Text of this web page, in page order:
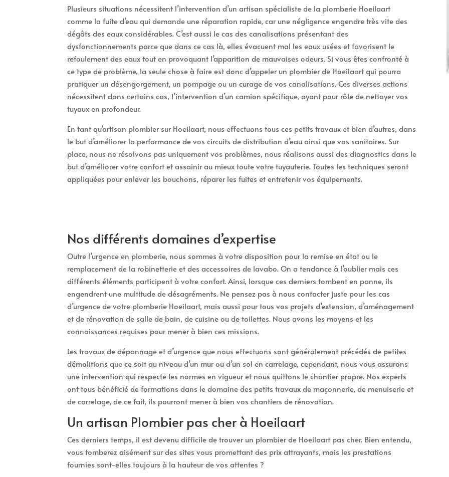
Plusieurs situations nécessitent l’intervention d’un artisan spécialiste de la plomberie Hoeilaart
comme la fuite d’eau qui demande une réparation rapide, car une négligence engendre très vite des
dégâts des eaux considérables. C’est aussi le cas des canalisations présentant des
dysfonctionnements parce que dans ce cas là, elles évacuent mal les eaux usées et favorisent le
refoulement des eaux tout en provoquant l’apparition de mauvaises odeurs. Si vous êtes confronté à
ce type de problème, la seule chose à faire est donc d’appeler un plombier de Hoeilaart qui pourra
pratiquer un désengorgement, un pompage ou un curage de vos canalisations. Ces diverses actions
nécessitent dans certains cas, l’intervention d’un camion spécifique, ayant pour rôle de nettoyer vos
tuyaux en profondeur.
En tant qu’artisan plombier sur Hoeilaart, nous effectuons tous ces petits travaux et bien d’autres, dans
le but d’améliorer la performance de vos circuits de distribution d’eau ainsi que vos sanitaires. Sur
place, nous ne résolvons pas uniquement vos problèmes, nous réalisons aussi des diagnostics dans le
but d’améliorer votre confort et assainir au mieux toute votre tuyauterie. Toutes les techniques seront
appliquées pour enlever les bouchons, réparer les fuites et entretenir vos équipements.
Nos différents domaines d’expertise
Outre l’urgence en plomberie, nous sommes à votre disposition pour la remise en état ou le
remplacement de la robinetterie et des accessoires de lavabo. On a tendance à l’oublier mais ces
différents éléments participent à votre confort. Ainsi, lorsque ces derniers tombent en panne, ils
engendrent une multitude de désagréments. Ne pensez pas à nous contacter juste pour les cas
d’urgence de votre plomberie Hoeilaart, mais aussi pour tous vos projets d’extension, d’aménagement
et de rénovation de salle de bain, de cuisine ou de toilettes. Nous avons les moyens et les
connaissances requises pour mener à bien ces missions.
Les travaux de dépannage et d’urgence que nous effectuons sont généralement précédés de petites
démolitions que ce soit au niveau d’un mur ou d’un sol en carrelage, cependant, nous vous assurons
une intervention qui respecte les normes en vigueur et nous quittons le chantier propre. Nos experts
ont tous bénéficié de formations dans le domaine des petits travaux de maçonnerie, de menuiserie et
de carrelage, de ce fait, ils pourront mener à bien vos chantiers de rénovation.
Un artisan Plombier pas cher à Hoeilaart
Ces derniers temps, il est devenu difficile de trouver un plombier de Hoeilaart pas cher. Bien entendu,
vous tomberez aisément sur des sites vous promettant des prix attrayants, mais les prestations
fournies sont-elles toujours à la hauteur de vos attentes ?